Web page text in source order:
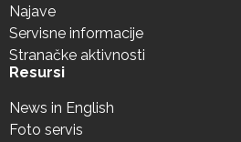
Najave
Servisne informacije
Stranačke aktivnosti
Resursi
News in English
Foto servis